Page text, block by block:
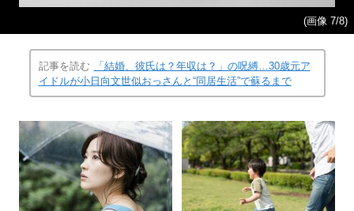
(画像 7/8)
記事を読む
「結婚、彼氏は？年収は？」の呪縛…30歳元ア
イドルが小日向文世似おっさんと“同居生活”で蘇るまで